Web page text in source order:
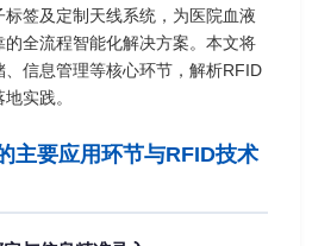
签及定制天线系统，为医院血液
全流程智能化解决方案。本文将
、信息管理等核心环节，解析RFID
实践。
主要应用环节与RFID技术